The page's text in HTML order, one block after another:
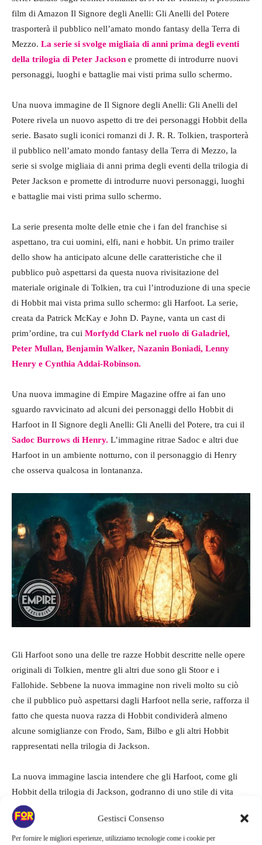
Gestisci Consenso
Per fornire le migliori esperienze, utilizziamo tecnologie come i cookie per
film di Amazon Il Signore degli Anelli: Gli Anelli del Potere
trasporterà il pubblico nell’amato mondo fantasy della Terra di
Mezzo. La serie si svolge migliaia di anni prima degli eventi
della trilogia di Peter Jackson e promette di introdurre nuovi
personaggi, luoghi e battaglie mai visti prima sullo schermo.
Una nuova immagine de Il Signore degli Anelli: Gli Anelli del
Potere rivela un nuovo aspetto di tre dei personaggi Hobbit della
serie. Basato sugli iconici romanzi di J. R. R. Tolkien, trasporterà
il pubblico nell’amato mondo fantasy della Terra di Mezzo, la
serie si svolge migliaia di anni prima degli eventi della trilogia di
Peter Jackson e promette di introdurre nuovi personaggi, luoghi
e battaglie mai visti prima sullo schermo.
La serie presenta molte delle etnie che i fan del franchise si
aspettano, tra cui uomini, elfi, nani e hobbit. Un primo trailer
dello show ha anticipato alcune delle caratteristiche che il
pubblico può aspettarsi da questa nuova rivisitazione del
materiale originale di Tolkien, tra cui l’introduzione di una specie
di Hobbit mai vista prima sullo schermo: gli Harfoot. La serie,
creata da Patrick McKay e John D. Payne, vanta un cast di
prim’ordine, tra cui Morfydd Clark nel ruolo di Galadriel,
Peter Mullan, Benjamin Walker, Nazanin Boniadi, Lenny
Henry e Cynthia Addai-Robinson.
Una nuova immagine di Empire Magazine offre ai fan uno
sguardo ravvicinato ad alcuni dei personaggi dello Hobbit di
Harfoot in Il Signore degli Anelli: Gli Anelli del Potere, tra cui il
Sadoc Burrows di Henry. L’immagine ritrae Sadoc e altri due
Harfoot in un ambiente notturno, con il personaggio di Henry
che osserva qualcosa in lontananza.
Gli Harfoot sono una delle tre razze Hobbit descritte nelle opere
originali di Tolkien, mentre gli altri due sono gli Stoor e i
Fallohide. Sebbene la nuova immagine non riveli molto su ciò
che il pubblico può aspettarsi dagli Harfoot nella serie, rafforza il
fatto che questa nuova razza di Hobbit condividerà almeno
alcune somiglianze con Frodo, Sam, Bilbo e gli altri Hobbit
rappresentati nella trilogia di Jackson.
La nuova immagine lascia intendere che gli Harfoot, come gli
Hobbit della trilogia di Jackson, godranno di uno stile di vita
relativamente semplice e pacifico, sfoggiando un abbigliamento
modesto e non impegnandosi nelle pratiche più industriali per
cui i Nani sono noti.